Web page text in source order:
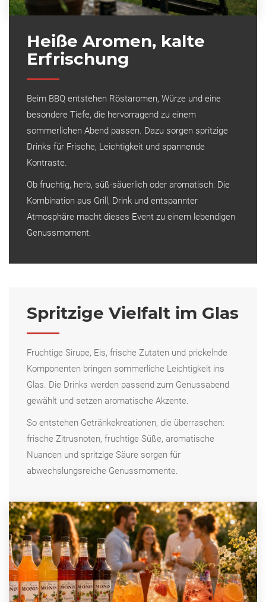
Heiße Aromen, kalte
Erfrischung
Beim BBQ entstehen Röstaromen, Würze und eine
besondere Tiefe, die hervorragend zu einem
sommerlichen Abend passen. Dazu sorgen spritzige
Drinks für Frische, Leichtigkeit und spannende
Kontraste.
Ob fruchtig, herb, süß-säuerlich oder aromatisch: Die
Kombination aus Grill, Drink und entspannter
Atmosphäre macht dieses Event zu einem lebendigen
Genussmoment.
Spritzige Vielfalt im Glas
Fruchtige Sirupe, Eis, frische Zutaten und prickelnde
Komponenten bringen sommerliche Leichtigkeit ins
Glas. Die Drinks werden passend zum Genussabend
gewählt und setzen aromatische Akzente.
So entstehen Getränkekreationen, die überraschen:
frische Zitrusnoten, fruchtige Süße, aromatische
Nuancen und spritzige Säure sorgen für
abwechslungsreiche Genussmomente.